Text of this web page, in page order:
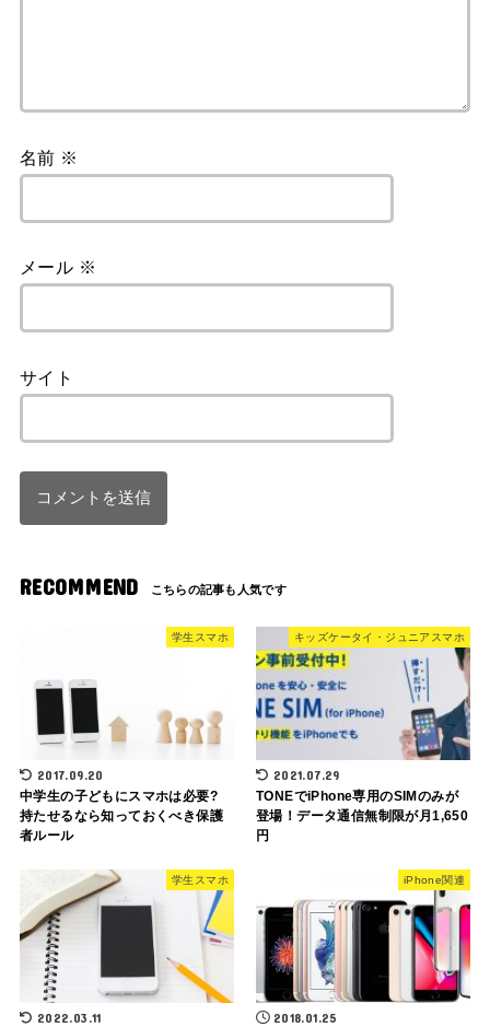
名前 ※
メール ※
サイト
RECOMMEND
学生スマホ
2017.09.20
中学生の子どもにスマホは必要?
持たせるなら知っておくべき保護
者ルール
キッズケータイ・ジュニアスマホ
2021.07.29
TONEでiPhone専用のSIMのみが
登場！データ通信無制限が月1,650
円
学生スマホ
2022.03.11
iPhone関連
2018.01.25